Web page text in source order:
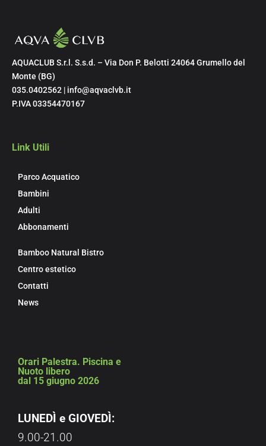
AQUACLUB S.r.l. S.s.d. – Via Don P. Belotti 24064 Grumello del
Monte (BG)
035.0402562 | info@aqvaclvb.it
P.IVA 03354470167
Link Utili
Parco Acquatico
Bambini
Adulti
Abbonamenti
Bamboo Natural Bistro
Centro estetico
Contatti
News
Orari Palestra. Piscina e
Nuoto libero
dal 15 giugno 2026
LUNEDÌ e GIOVEDÌ:
9.00-21.00